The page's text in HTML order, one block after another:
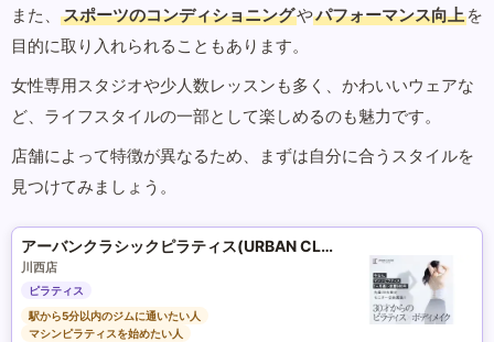
また、
スポーツのコンディショニングやパフォーマンス向上 を
目的に取り入れられることもあります。
女性専用スタジオや少人数レッスンも多く、かわいいウェアな
ど、ライフスタイルの一部として楽しめるのも魅力です。
店舗によって特徴が異なるため、まずは自分に合うスタイルを
見つけてみましょう。
アーバンクラシックピラティス(URBAN CLASSIC PILATES)
川西店
ピラティス
駅から5分以内のジムに通いたい人
マシンピラティスを始めたい人